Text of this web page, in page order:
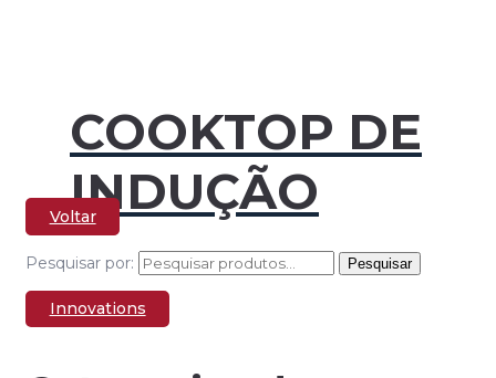
COOKTOP DE
INDUÇÃO
Voltar
Pesquisar por: Pesquisar
Innovations